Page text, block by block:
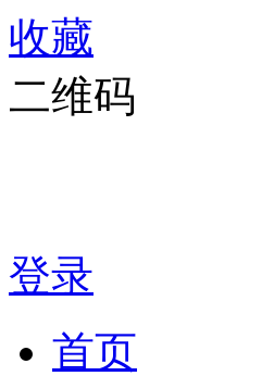
收藏
二维码
登录
首页